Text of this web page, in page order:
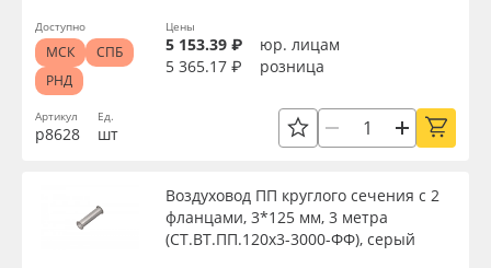
Оплата
Сервис
Компания
Чернила
Клей, скотчи и крепёж
Профильные системы
Толщина, мм
Длина, мм
Артикул
р8628
Ед.
шт
Цены
5 153.39 ₽
юр. лицам
5 365.17 ₽
розница
Доступно
МСК
СПБ
РНД
Воздуховод ПП круглого сечения с 2
фланцами, 3*125 мм, 3 метра
(СТ.ВТ.ПП.120х3-3000-ФФ), серый